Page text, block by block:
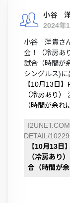
小谷
2024年
小谷 洋貴さ
会！（冷房
試合（時間が
シングルス)に
【10月13日
（冷房あり
（時間が余れ
DETAIL/
【10月13
（冷房あり
合（時間が余